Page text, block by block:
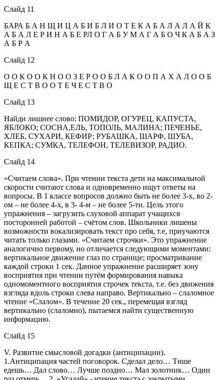
Слайд 11
БАРА Б А Н Щ И Ц А Б И Б Л И О Т Е К А Б А Л А Л А Й К
А Б А Л Е Р И Н А Б Е РЛ О Г А Б У М А Г А Б О Ч К А Б А З
А Б Р А
Слайд 12
О О К О О К Н О О З Е Р О О Б Л А К О О П А Х А Л О О Б
Щ Е С Т В О О Т Е Ч Е С Т В О
Слайд 13
Найди лишнее слово: ПОМИДОР, ОГУРЕЦ, КАПУСТА,
ЯБЛОКО; СОСНА,ЕЛЬ, ТОПОЛЬ, МАЛИНА; ПЕЧЕНЬЕ,
ХЛЕБ, СУХАРИ, КЕФИР; РУБАШКА, ШАРФ, ШУБА,
КЕПКА; СУМКА, ТЕЛЕФОН, ТЕЛЕВИЗОР, РАДИО.
Слайд 14
«Считаем слова». При чтении текста дети на максимальной
скорости считают слова и одновременно ищут ответы на
вопросы. В 1 классе вопросов должно быть не более 3-х, во 2-
ом – не более 4-х, в 3- 4-м – не более 5-ти. Цель этого
упражнения – загрузить слуховой аппарат учащихся
посторонней работой – счётом слов. Школьники лишены
возможности вокализировать текст про себя, т.е, приучаются
читать только глазами. «Считаем строчки». Это упражнение
аналогично первому, но отличается следующими моментами:
вертикальное движение глаз по странице; просматривание
каждой строки 1 сек. Данное упражнение расширяет зону
восприятия при чтении путём формирования навыка
одномоментного восприятия строчек текста, т.е. без движения
взгляда вдоль строки слева направо. Вертикально – слаломное
чтение «Слалом». В течение 20 сек., перемещая взгляд
вертикально (слаломно), пытаемся найти существенную
информацию.
Слайд 15
V. Развитие смысловой догадки (антиципации).
1.Антиципация частей поговорок. Сделал дело… Тише
едешь… Дал слово… Лучше поздно… Мал золотник… Один